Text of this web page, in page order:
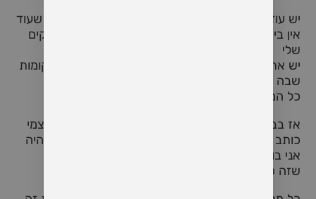
יש עוד כל כך הרבה בקרים שלא בא לי בכלל לקום, שעוד
אין בי את החמלה הזאת לראות את הטוב בכל החלקים
שלי
יש את הימים האלו שאני שם בהם פוקוס על כל המקומות
שבה עוד לא הצלחתי
כל המקומות שבהם אני שופט את עצמי
אז בבוקר כזה אני שם שיר שמזכיר לי, להתחבר לעצמי
כותב במחברת את כל מה שאין וכל שהייתי רוצה שיהיה
אני בוכה על כל מה שאין ביכולתי לשנות
שזה כל כך הרבה ברגע הזה